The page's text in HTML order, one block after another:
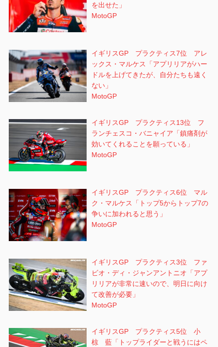
を出せた」
MotoGP
イギリスGP プラクティス7位 アレ
ックス・マルケス「アプリリアがハー
ドルを上げてきたが、自分たちも遠く
ない」
MotoGP
イギリスGP プラクティス13位 フ
ランチェスコ・バニャイア「鎮痛剤が
効いてくれることを願っている」
MotoGP
イギリスGP プラクティス6位 マル
ク・マルケス「トップ5からトップ7の
争いに加われると思う」
MotoGP
イギリスGP プラクティス3位 ファ
ビオ・ディ・ジャンアントニオ「アプ
リリアが非常に速いので、明日に向け
て改善が必要」
MotoGP
イギリスGP プラクティス5位 小
椋 藍「トップライダーと戦うにはペ